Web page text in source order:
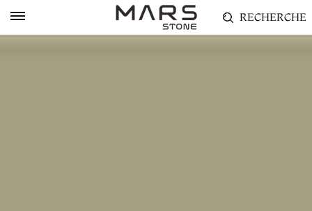
RECHERCHE